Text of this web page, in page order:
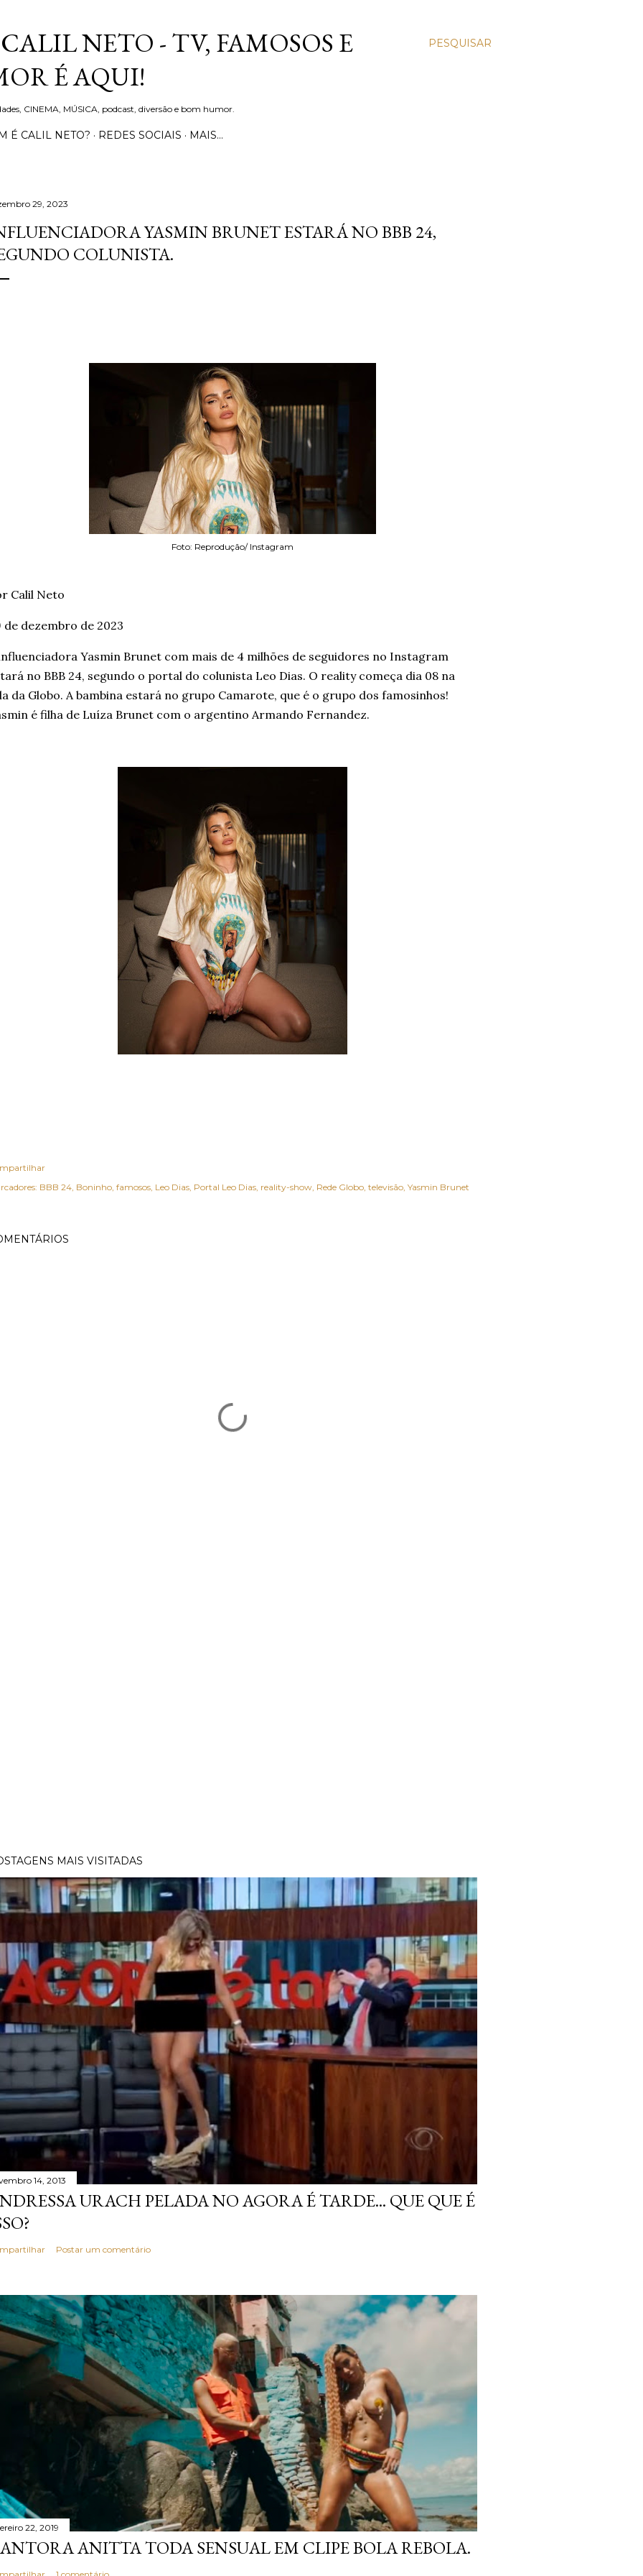
PESQUISAR
NETO - TV, FAMOSOS E
É AQUI!
CINEMA, MÚSICA, podcast, diversão e bom humor.
É CALIL NETO? REDES SOCIAIS MAIS…
29, 2023
YASMIN BRUNET ESTARÁ NO BBB 24,
COLUNISTA.
Foto: Reprodução/ Instagram
Calil Neto
de dezembro de 2023
Yasmin Brunet com mais de 4 milhões de seguidores no Instagram
no BBB 24, segundo o portal do colunista Leo Dias. O reality começa dia 08 na
da Globo. A bambina estará no grupo Camarote, que é o grupo dos famosinhos!
é filha de Luíza Brunet com o argentino Armando Fernandez.
BBB 24 Boninho famosos Leo Dias Portal Leo Dias reality-show Rede Globo televisão Yasmin Brunet
MAIS VISITADAS
14, 2013
URACH PELADA NO AGORA É TARDE... QUE QUE É
Postar um comentário
22, 2019
ANITTA TODA SENSUAL EM CLIPE BOLA REBOLA.